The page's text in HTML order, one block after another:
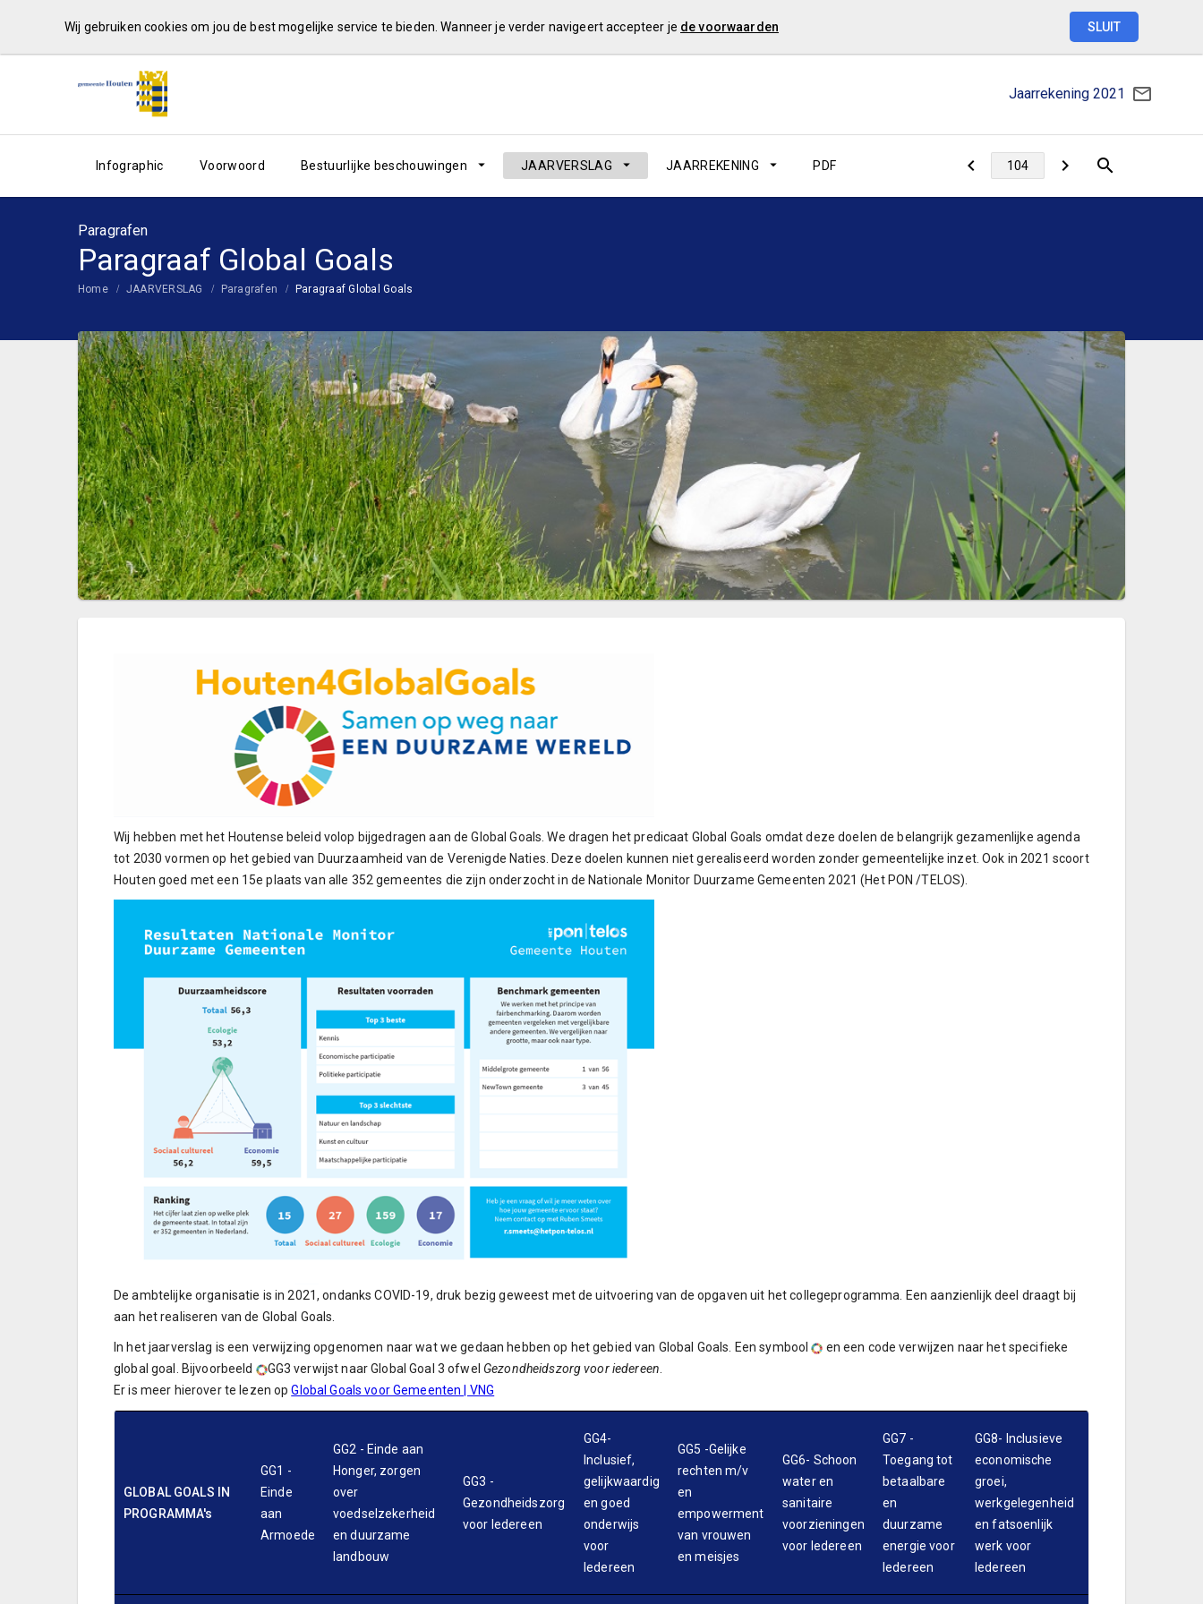
Wij gebruiken cookies om jou de best mogelijke service te bieden. Wanneer je verder navigeert accepteer je de voorwaarden SLUIT
Jaarrekening 2021
Infographic Voorwoord Bestuurlijke beschouwingen JAARVERSLAG JAARREKENING PDF
Paragrafen
Paragraaf Global Goals
Home JAARVERSLAG Paragrafen Paragraaf Global Goals
Wij hebben met het Houtense beleid volop bijgedragen aan de Global Goals. We dragen het predicaat Global Goals omdat deze doelen de belangrijk gezamenlijke agenda
tot 2030 vormen op het gebied van Duurzaamheid van de Verenigde Naties. Deze doelen kunnen niet gerealiseerd worden zonder gemeentelijke inzet. Ook in 2021 scoort
Houten goed met een 15e plaats van alle 352 gemeentes die zijn onderzocht in de Nationale Monitor Duurzame Gemeenten 2021 (Het PON /TELOS).
De ambtelijke organisatie is in 2021, ondanks COVID-19, druk bezig geweest met de uitvoering van de opgaven uit het collegeprogramma. Een aanzienlijk deel draagt bij
aan het realiseren van de Global Goals.
In het jaarverslag is een verwijzing opgenomen naar wat we gedaan hebben op het gebied van Global Goals. Een symbool
en een code verwijzen naar het specifieke
global goal. Bijvoorbeeld
GG3 verwijst naar Global Goal 3 ofwel Gezondheidszorg voor iedereen
Er is meer hierover te lezen opGlobal Goals voor Gemeenten | VNG
GLOBAL GOALS IN
PROGRAMMA's
GG1 -
Einde
aan
Armoede
GG2 - Einde aan
Honger, zorgen
over
voedselzekerheid
en duurzame
landbouw
GG3 -
Gezondheidszorg
voor Iedereen
GG4-
Inclusief,
gelijkwaardig
en goed
onderwijs
voor
Iedereen
GG5 -Gelijke
rechten m/v
en
empowerment
van vrouwen
en meisjes
GG6- Schoon
water en
sanitaire
voorzieningen
voor Iedereen
GG7 -
Toegang tot
betaalbare
en
duurzame
energie voor
Iedereen
GG8- Inclusieve
economische
groei,
werkgelegenheid
en fatsoenlijk
werk voor
Iedereen